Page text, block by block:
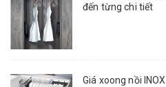
đến từng chi tiết
Giá xoong nồi